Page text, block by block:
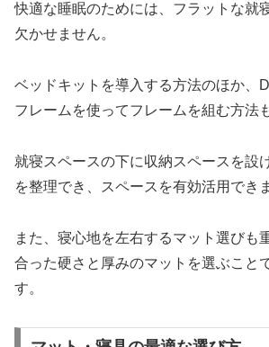
快適な睡眠のためには、フラットな就
欠かせません。
ベッドキットを導入する方法のほか、
フレームを使ってフレームを組む方法
就寝スペースの下に収納スペースを設
を整理でき、スペースを有効活用でき
また、寝心地を左右するマット選びも
合った硬さと厚みのマットを選ぶこと
す。